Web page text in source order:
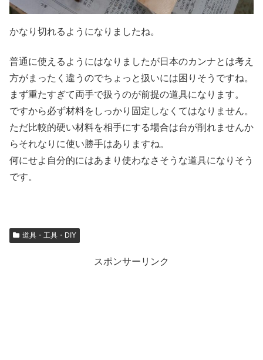
かなり切れるようになりましたね。
普通に使えるようにはなりましたが日本のカンナとは考え
方がまったく違うのでちょっと扱いには困りそうですね。
まず重たすぎて両手で扱うのが前提の道具になります。
ですから必ず材料をしっかり固定しなくてはなりません。
ただ比較的硬い材料を相手にする場合は台が削れませんか
らそれなりに使い勝手はありますね。
何にせよ自分的にはあまり使わなさそうな道具になりそう
です。
道具・工具・DIY
スポンサーリンク